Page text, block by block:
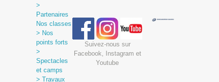
>
Partenaires
Nos classes
> Nos
points forts
>
Spectacles
et camps
> Travaux
Suivez-nous sur
Facebook, Instagram et
Youtube